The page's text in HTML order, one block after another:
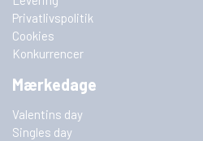
Privatlivspolitik
Cookies
Konkurrencer
Mærkedage
Valentins day
Singles day